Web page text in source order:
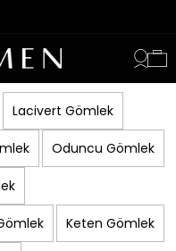
Lacivert Gömlek
Oduncu Gömlek
Keten Gömlek